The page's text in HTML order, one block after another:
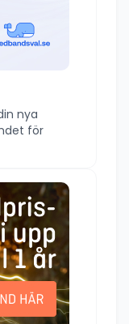
nya
för